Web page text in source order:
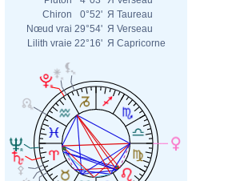
Chiron
0°52' Я Taureau
Nœud vrai 29°54' Я Verseau
Lilith vraie 22°16' Я Capricorne